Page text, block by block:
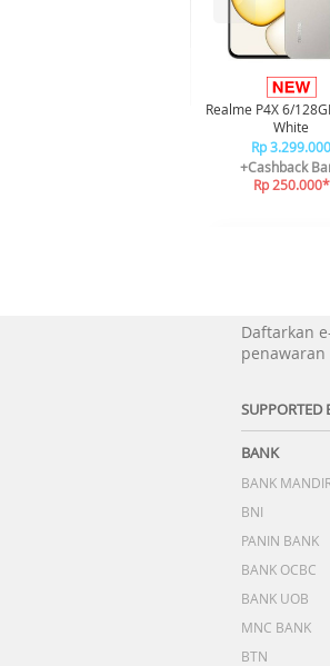
Realme P4X 6/
White
Rp 3.299.000
+Cashback
Rp 250.000*
Daftarkan
SUPPORTED
BANK
BANK
BNI
PANIN BANK
BANK OCBC
BANK UOB
MNC BANK
BTN